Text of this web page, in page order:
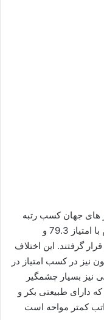
های جهان کسب رتبه
کرده است. این در حالی است که آمستردام با امتیاز 79.3 و
79 در مقام هفتم قرار گرفتند. این اختلاف
نیز در کسب امتیاز در
بسیار چشمگیر
دارای طبیعتی بکر و
کمتر مواحه است